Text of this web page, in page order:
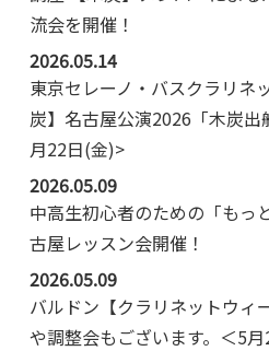
流会を開催！
2026.05.14
東京セレーノ・バスクラリネ
炭】名古屋公演2026「木炭
月22日(金)>
2026.05.09
中高生初心者のための「もっ
古屋レッスン会開催！
2026.05.09
バルドン【クラリネットウィ
や調整会もございます。＜5